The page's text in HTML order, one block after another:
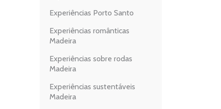
Experiências Porto Santo
Experiências românticas
Madeira
Experiências sobre rodas
Madeira
Experiências sustentáveis
Madeira